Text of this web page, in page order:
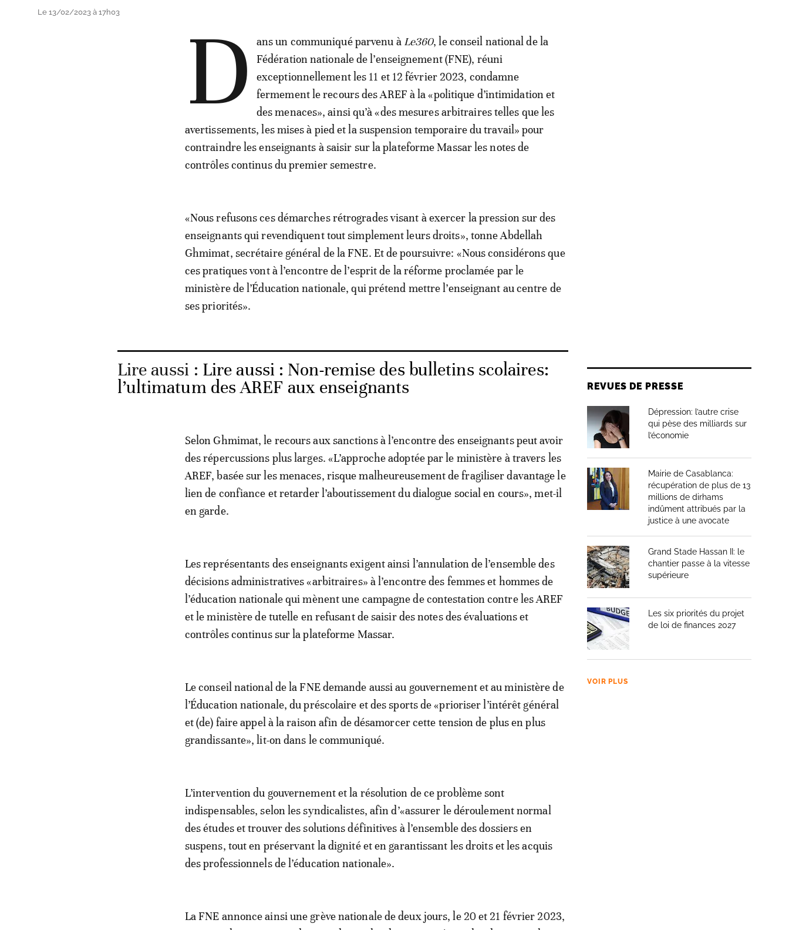
Le 13/02/2023 à 17h03 D ans un communiqué parvenu à Le360, le conseil national de la
Fédération nationale de l’enseignement (FNE), réuni
exceptionnellement les 11 et 12 février 2023, condamne
fermement le recours des AREF à la «politique d’intimidation et
des menaces», ainsi qu’à «des mesures arbitraires telles que les
avertissements, les mises à pied et la suspension temporaire du travail» pour
contraindre les enseignants à saisir sur la plateforme Massar les notes de
contrôles continus du premier semestre.
«Nous refusons ces démarches rétrogrades visant à exercer la pression sur des
enseignants qui revendiquent tout simplement leurs droits», tonne Abdellah
Ghmimat, secrétaire général de la FNE. Et de poursuivre: «Nous considérons que
ces pratiques vont à l’encontre de l’esprit de la réforme proclamée par le
ministère de l’Éducation nationale, qui prétend mettre l’enseignant au centre de
ses priorités».
Lire aussi : Lire aussi : Non-remise des bulletins scolaires:
l’ultimatum des AREF aux enseignants
Selon Ghmimat, le recours aux sanctions à l’encontre des enseignants peut avoir
des répercussions plus larges. «L’approche adoptée par le ministère à travers les
AREF, basée sur les menaces, risque malheureusement de fragiliser davantage le
lien de confiance et retarder l’aboutissement du dialogue social en cours», met-il
en garde.
Les représentants des enseignants exigent ainsi l’annulation de l’ensemble des
décisions administratives «arbitraires» à l’encontre des femmes et hommes de
l’éducation nationale qui mènent une campagne de contestation contre les AREF
et le ministère de tutelle en refusant de saisir des notes des évaluations et
contrôles continus sur la plateforme Massar.
Le conseil national de la FNE demande aussi au gouvernement et au ministère de
l’Éducation nationale, du préscolaire et des sports de «prioriser l’intérêt général
et (de) faire appel à la raison afin de désamorcer cette tension de plus en plus
grandissante», lit-on dans le communiqué.
L’intervention du gouvernement et la résolution de ce problème sont
indispensables, selon les syndicalistes, afin d’«assurer le déroulement normal
des études et trouver des solutions définitives à l’ensemble des dossiers en
suspens, tout en préservant la dignité et en garantissant les droits et les acquis
des professionnels de l’éducation nationale».
La FNE annonce ainsi une grève nationale de deux jours, le 20 et 21 février 2023,
REVUES DE PRESSE
Dépression: l’autre crise
qui pèse des milliards sur
l’économie
Mairie de Casablanca:
récupération de plus de 13
millions de dirhams
indûment attribués par la
justice à une avocate
Grand Stade Hassan II: le
chantier passe à la vitesse
supérieure
Les six priorités du projet
de loi de finances 2027
VOIR PLUS